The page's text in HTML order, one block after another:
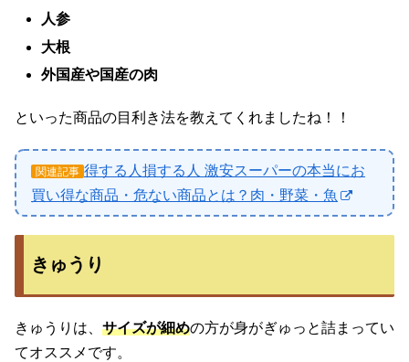
人参
大根
外国産や国産の肉
といった商品の目利き法を教えてくれましたね！！
関連記事 得する人損する人 激安スーパーの本当にお
買い得な商品・危ない商品とは？肉・野菜・魚
きゅうり
きゅうりは、 サイズが細めの方が身がぎゅっと詰まってい
てオススメです。